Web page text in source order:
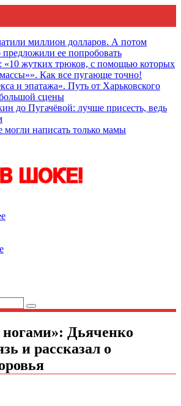
миллион долларов. А потом
ее попробовать
жутких трюков, с помощью которых
Как все пугающе точно!
и эпатажа». Путь от Харьковского
сцены
до Пугачёвой: лучше присесть, ведь
могли написать только мамы
Дьяченко
и рассказал о